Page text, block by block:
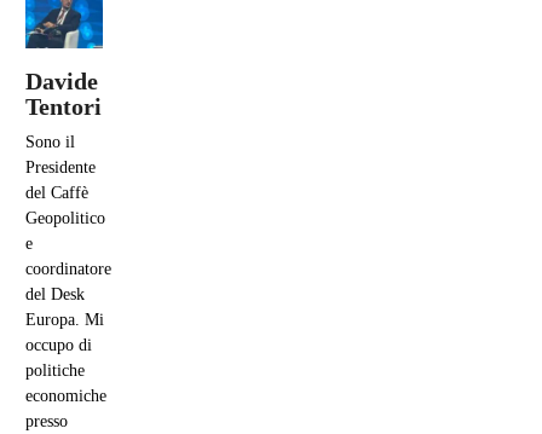
Davide
Tentori
Sono il
Presidente
del Caffè
Geopolitico
e
coordinatore
del Desk
Europa. Mi
occupo di
politiche
economiche
presso